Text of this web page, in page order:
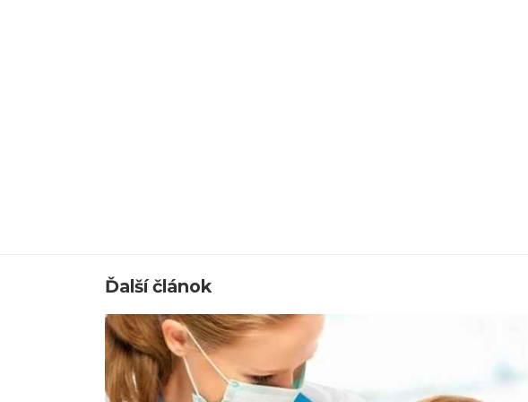
Ďalší článok